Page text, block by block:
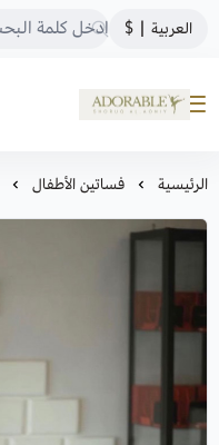
العربية |
$
ADORABLE
الرئيسية فساتين الأطفال